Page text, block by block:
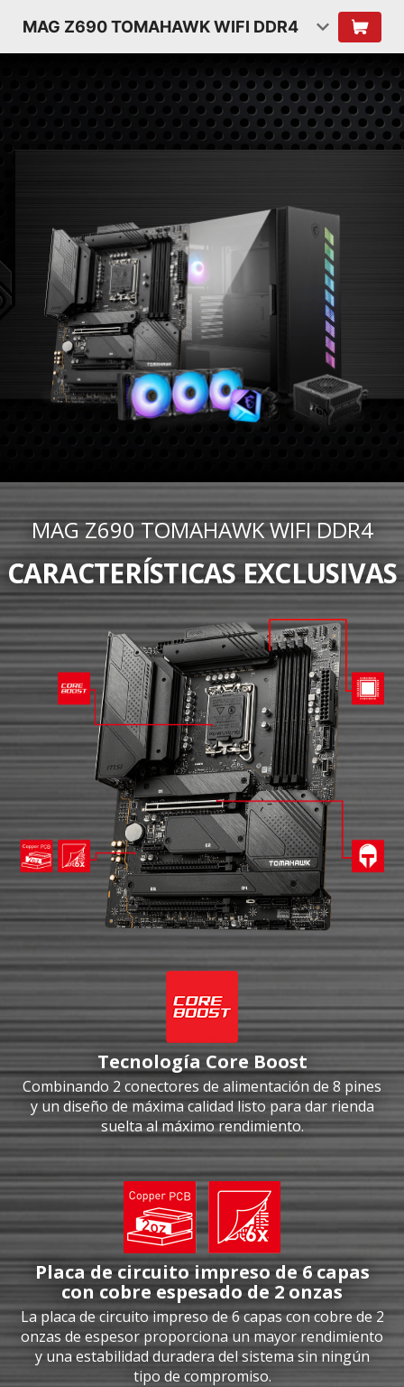
MAG Z690 TOMAHAWK WIFI DDR4
MAG Z690 TOMAHAWK WIFI DDR4
CARACTERÍSTICAS EXCLUSIVAS
Tecnología Core Boost
Combinando 2 conectores de alimentación de 8 pines
y un diseño de máxima calidad listo para dar rienda
suelta al máximo rendimiento.
Placa de circuito impreso de 6 capas
con cobre espesado de 2 onzas
La placa de circuito impreso de 6 capas con cobre de 2
onzas de espesor proporciona un mayor rendimiento
y una estabilidad duradera del sistema sin ningún
tipo de compromiso.